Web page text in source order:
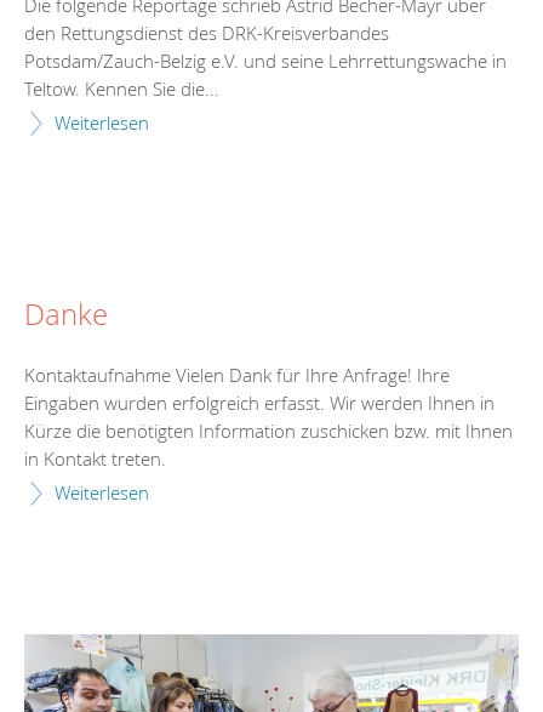
den Rettungsdienst des DRK-Kreisverbandes
Potsdam/Zauch-Belzig e.V. und seine Lehrrettungswache in
Teltow. Kennen Sie die...
Weiterlesen
Danke
Kontaktaufnahme Vielen Dank für Ihre Anfrage! Ihre
Eingaben wurden erfolgreich erfasst. Wir werden Ihnen in
Kürze die benötigten Information zuschicken bzw. mit Ihnen
in Kontakt treten.
Weiterlesen